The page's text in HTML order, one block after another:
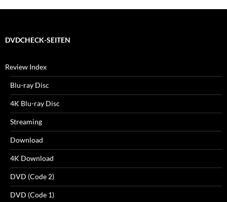
DVDCHECK-SEITEN
Review Index
Blu-ray Disc
4K Blu-ray Disc
Streaming
Download
4K Download
DVD (Code 2)
DVD (Code 1)